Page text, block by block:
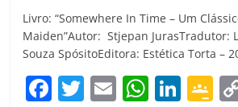
Livro: “Somewhere In Time – Um
Maiden”Autor: Stjepan JurasTradutor:
Souza SpósitoEditora: Estética Torta –
F T E W Li G